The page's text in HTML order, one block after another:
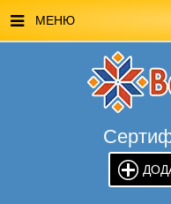
МЕНЮ
МАГАЗИН ВСІМОСВІТА
СТЕНДИ ВСІМОСВІТА
РЕКЛАМА НА САЙТІ